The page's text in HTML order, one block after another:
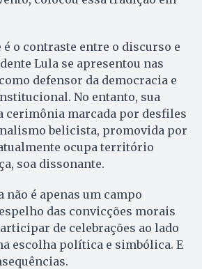
é o contraste entre o discurso e
Lula se apresentou nas
defensor da democracia e
No entanto, sua
cerimônia marcada por desfiles
belicista, promovida por
ocupa território
soa dissonante.
é apenas um campo
das convicções morais
de celebrações ao lado
escolha política e simbólica. E